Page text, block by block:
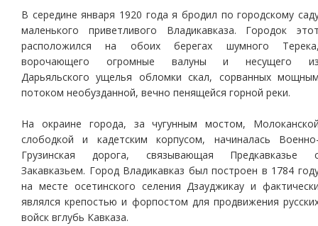
В середине января 1920 года я бродил по городскому
маленького приветливого Владикавказа. Городок
расположился на обоих берегах шумного
ворочающего огромные валуны и несущего
Дарьяльского ущелья обломки скал, сорванных
потоком необузданной, вечно пенящейся горной реки.
На окраине города, за чугунным мостом,
слободкой и кадетским корпусом, начиналась
Грузинская дорога, связывающая Предкавказье
Закавказьем. Город Владикавказ был построен в 1784
на месте осетинского селения Дзауджикау и
являлся крепостью и форпостом для продвижения
войск вглубь Кавказа.